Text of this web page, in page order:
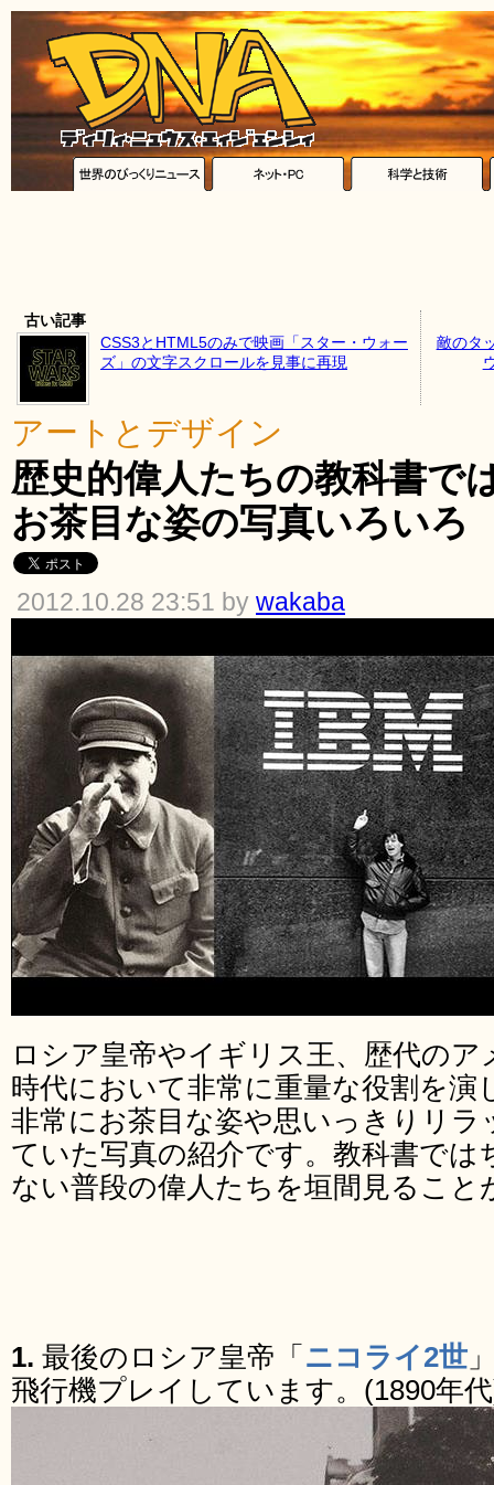
古い記事
CSS3とHTML5のみで映画「スター・ウォー
ズ」の文字スクロールを見事に再現
敵のタ
アートとデザイン
歴史的偉人たちの教科書で
お茶目な姿の写真いろいろ
2012.10.28 23:51 by wakaba
ロシア皇帝やイギリス王、歴代の
時代において非常に重量な役割を演
非常にお茶目な姿や思いっきりリ
ていた写真の紹介です。教科書では
ない普段の偉人たちを垣間見ること
1. 最後のロシア皇帝「 ニコライ2世
飛行機プレイしています。(1890年